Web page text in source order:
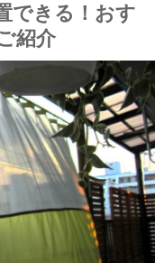
できる！おす
紹介